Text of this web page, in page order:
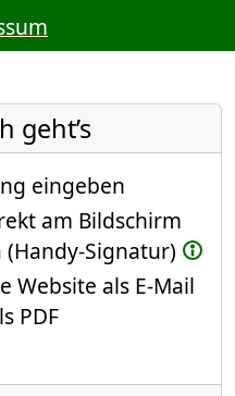
geht’s
eingeben
am Bildschirm
Signatur)
Website als E-Mail
PDF